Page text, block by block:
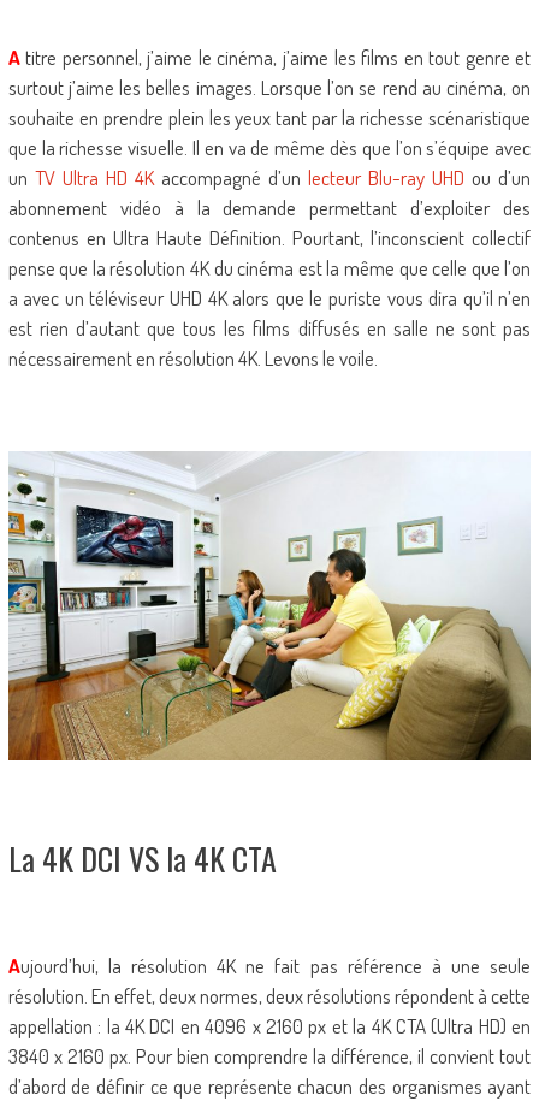
Atitre personnel, j’aime le cinéma, j’aime les films en tout genre et
surtout j’aime les belles images. Lorsque l’on se rend au cinéma, on
souhaite en prendre plein les yeux tant par la richesse scénaristique
que la richesse visuelle. Il en va de même dès que l’on s’équipe avec
un TV Ultra HD 4Kaccompagné d’unlecteur Blu-ray UHD ou d’un
abonnement vidéo à la demande permettant d’exploiter des
contenus en Ultra Haute Définition. Pourtant, l’inconscient collectif
pense que la résolution 4K du cinéma est la même que celle que l’on
a avec un téléviseur UHD 4K alors que le puriste vous dira qu’il n’en
est rien d’autant que tous les films diffusés en salle ne sont pas
nécessairement en résolution 4K. Levons le voile.
La 4K DCI VS la 4K CTA
Aujourd’hui, la résolution 4K ne fait pas référence à une seule
résolution. En effet, deux normes, deux résolutions répondent à cette
appellation : la 4K DCI en 4096 x 2160 px et la 4K CTA (Ultra HD) en
3840 x 2160 px. Pour bien comprendre la différence, il convient tout
d’abord de définir ce que représente chacun des organismes ayant